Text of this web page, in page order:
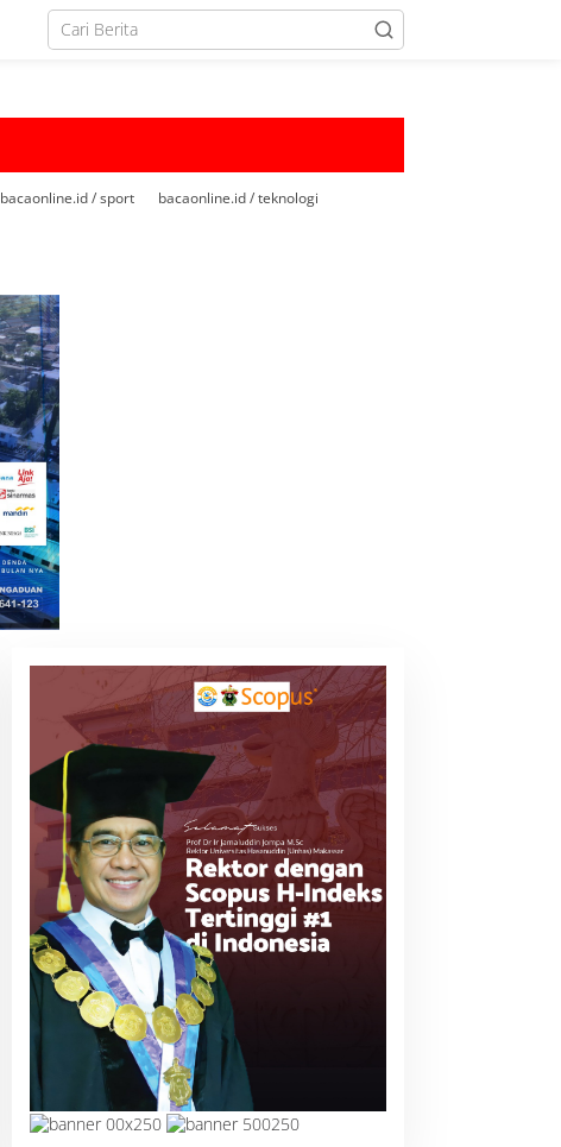
bacaonline.id / sport bacaonline.id / teknologi